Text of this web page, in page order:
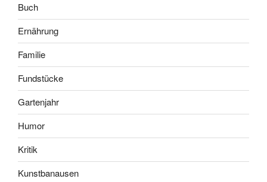
Buch
Ernährung
Familie
Fundstücke
Gartenjahr
Humor
Kritik
Kunstbanausen